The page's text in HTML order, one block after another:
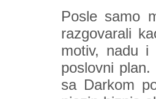
Posle samo
razgovarali
motiv, nadu i
poslovni
sa Darkom